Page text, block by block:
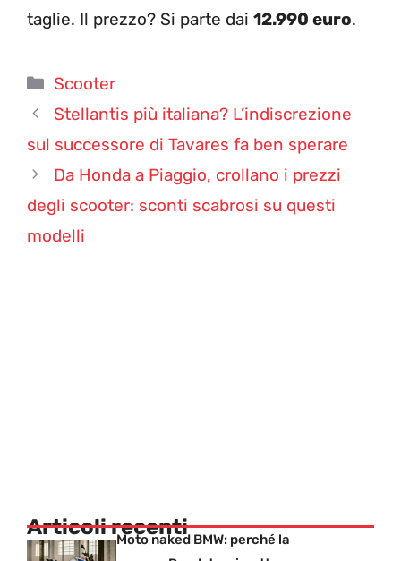
taglie. Il prezzo? Si parte dai 12.990 euro.
Categorie
Scooter
Stellantis più italiana? L’indiscrezione
sul successore di Tavares fa ben sperare
Da Honda a Piaggio, crollano i prezzi
degli scooter: sconti scabrosi su questi
modelli
Articoli recentiMoto naked BMW: perché la